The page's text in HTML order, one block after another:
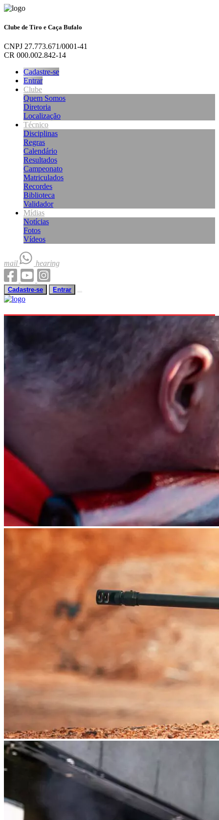
Clube de Tiro e Caça Bufalo
CNPJ 27.773.671/0001-41
CR 000.002.842-14
Cadastre-se
Entrar
Clube
Quem Somos
Diretoria
Localização
Técnico
Disciplinas
Regras
Calendário
Resultados
Campeonato
Matriculados
Recordes
Biblioteca
Validador
Mídias
Notícias
Fotos
Vídeos
mail hearing
Cadastre-se Entrar